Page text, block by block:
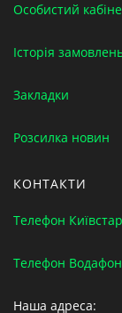
Особистий
Історія
Закладки
Розсилка новин
КОНТАКТИ
Телефон
Телефон
Наша адреса: